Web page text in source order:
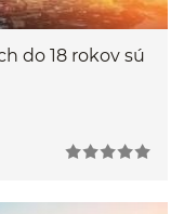
do 18 rokov sú